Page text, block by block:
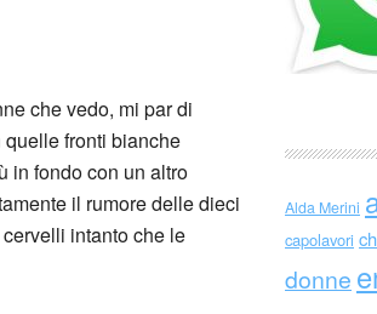
che vedo, mi par di
fronti bianche
in fondo con un altro
il rumore delle dieci
intanto che le
Alda Merini
capolavori
donne